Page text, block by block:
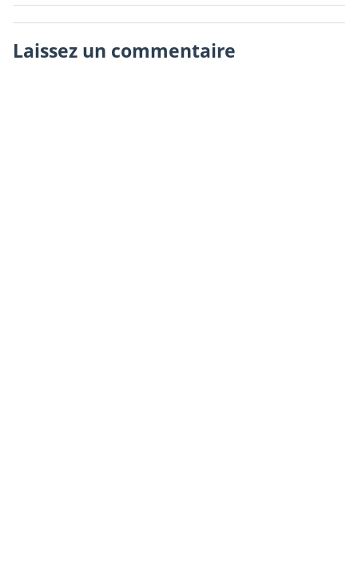
Laissez un commentaire